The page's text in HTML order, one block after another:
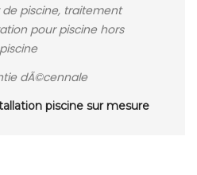
piscine, traitement
pour piscine hors
dÃ©cennale
piscine sur mesure